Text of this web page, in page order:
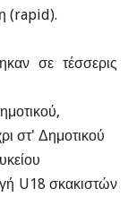
(rapid).
σε τέσσερις
στ' Δημοτικού
U18 σκακιστών